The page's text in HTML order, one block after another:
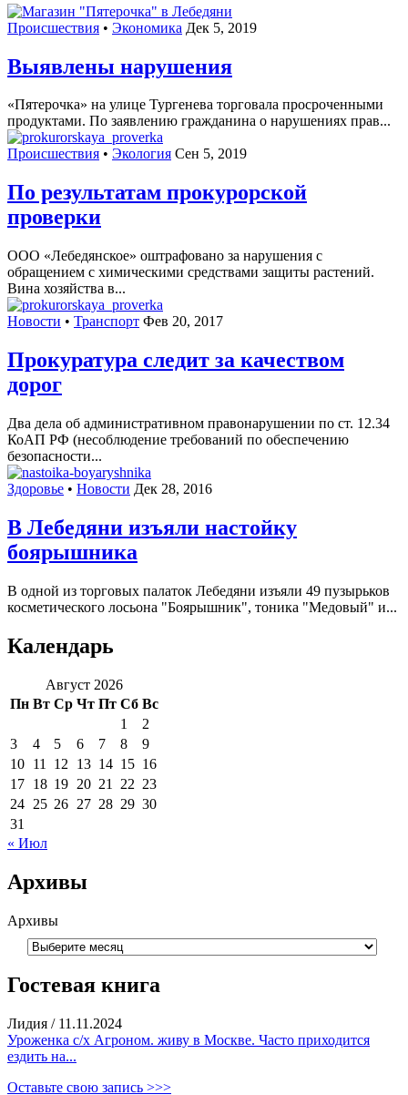
Происшествия • Экономика Дек 5, 2019
Выявлены нарушения
«Пятерочка» на улице Тургенева торговала просроченными
продуктами. По заявлению гражданина о нарушениях прав...
Происшествия • Экология Сен 5, 2019
По результатам прокурорской
проверки
ООО «Лебедянское» оштрафовано за нарушения с
обращением с химическими средствами защиты растений.
Вина хозяйства в...
Новости • Транспорт Фев 20, 2017
Прокуратура следит за качеством
дорог
Два дела об административном правонарушении по ст. 12.34
КоАП РФ (несоблюдение требований по обеспечению
безопасности...
Здоровье • Новости Дек 28, 2016
В Лебедяни изъяли настойку
боярышника
В одной из торговых палаток Лебедяни изъяли 49 пузырьков
косметического лосьона "Боярышник", тоника "Медовый" и...
Календарь
Август 2026
Пн Вт Ср Чт Пт Сб Вс
1
2
3
4 5 6 7 8
9
10 11 12 13 14 15 16
17 18 19 20 21 22 23
24 25 26 27 28 29 30
31
« Июл
Архивы
Архивы
Гостевая книга
Лидия / 11.11.2024
Уроженка с/х Агроном. живу в Москве. Часто приходится
ездить на...
Оставьте свою запись >>>